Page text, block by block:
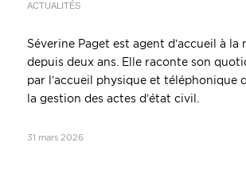
ACTUALITÉS
Séverine Paget est agent d’accueil à la
depuis deux ans. Elle raconte son
par l’accueil physique et téléphonique
la gestion des actes d’état civil.
31 mars 2026